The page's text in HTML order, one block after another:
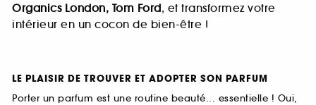
Organics London, Tom Ford, et transformez votre
intérieur en un cocon de bien-être !
LE PLAISIR DE TROUVER ET ADOPTER SON PARFUM
Porter un parfum est une routine beauté... essentielle ! Oui,